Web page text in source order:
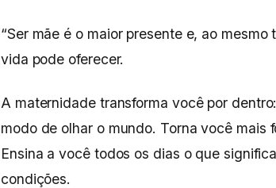
“Ser mãe é o maior presente e, ao
vida pode oferecer.
A maternidade transforma você por
modo de olhar o mundo. Torna você mais
Ensina a você todos os dias o que
condições.